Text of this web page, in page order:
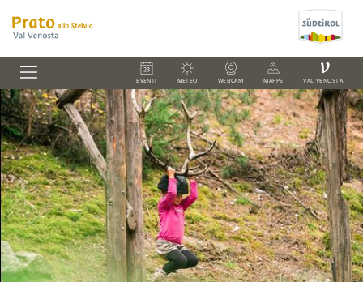
EVENTI METEO WEBCAM MAPPS
V
VAL VENOSTA